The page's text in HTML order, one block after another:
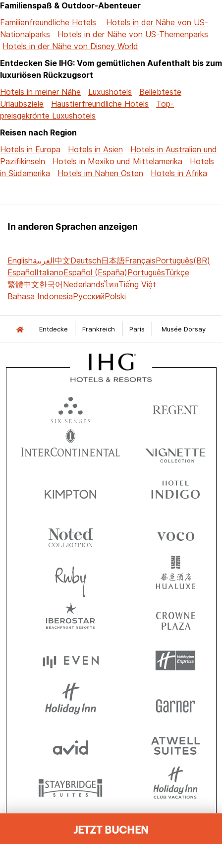
JETZT BUCHEN
Familienspaß & Outdoor-Abenteuer
Familienfreundliche Hotels
Hotels in der Nähe von US-
Nationalparks
Hotels in der Nähe von US-Themenparks
Hotels in der Nähe von Disney World
Entdecken Sie IHG: Vom gemütlichen Aufenthalt bis zum
luxuriösen Rückzugsort
Hotels in meiner Nähe
Luxushotels
Beliebteste
Urlaubsziele
Haustierfreundliche Hotels
Top-
preisgekrönte Luxushotels
Reisen nach Region
Hotels in Europa
Hotels in Asien
Hotels in Australien und
Pazifikinseln
Hotels in Mexiko und Mittelamerika
Hotels
in Südamerika
Hotels im Nahen Osten Hotels in Afrika
In anderen Sprachen anzeigen
Englishالعربية中文Deutsch日本語FrançaisPortuguês(BR)
EspañolItalianoEspañol (España)PortuguêsTürkçe
繁體中文한국어NederlandsไทยTiếng Việt
Bahasa IndonesiaРусскийPolski
Entdecke Frankreich Paris Musée Dorsay